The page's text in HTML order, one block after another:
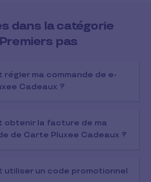
dans la catégorie
Premiers pas
régler ma commande de e-
Cadeaux ?
obtenir la facture de ma
de Carte Pluxee Cadeaux ?
utiliser un code promotionnel